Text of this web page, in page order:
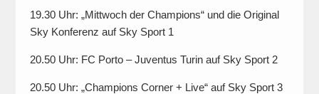
19.30 Uhr: „Mittwoch der Champions“ und die Original
Sky Konferenz auf Sky Sport 1
20.50 Uhr: FC Porto – Juventus Turin auf Sky Sport 2
20.50 Uhr: „Champions Corner + Live“ auf Sky Sport 3